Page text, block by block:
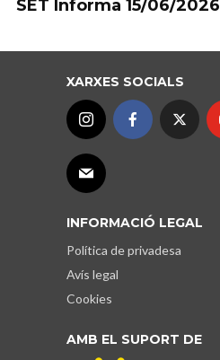
SET Informa 15/06/2026
XARXES SOCIALS
INFORMACIÓ LEGAL
Política de privadesa
Avís legal
Cookies
AMB EL SUPORT DE